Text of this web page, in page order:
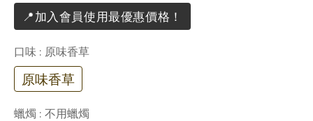
📍加入會員使用最優惠價格！
口味 : 原味香草
原味香草
蠟燭 : 不用蠟燭